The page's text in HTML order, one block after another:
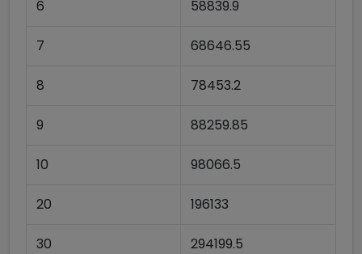
6 58839.9
7 68646.55
8 78453.2
9 88259.85
10 98066.5
20 196133
30 294199.5